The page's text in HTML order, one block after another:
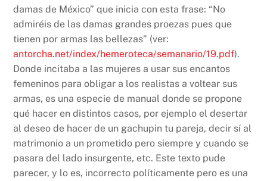
damas de México” que inicia con esta frase: “No
admiréis de las damas grandes proezas pues que
tienen por armas las bellezas” (ver:
antorcha.net/index/hemeroteca/semanario/19.pdf).
Donde incitaba a las mujeres a usar sus encantos
femeninos para obligar a los realistas a voltear sus
armas, es una especie de manual donde se propone
qué hacer en distintos casos, por ejemplo el desertar
al deseo de hacer de un gachupin tu pareja, decir sí al
matrimonio a un prometido pero siempre y cuando se
pasara del lado insurgente, etc. Este texto pude
parecer, y lo es, incorrecto políticamente pero es una